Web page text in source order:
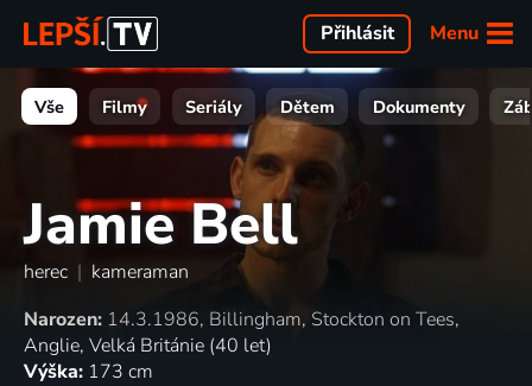
Menu
Přihlásit
Vše Filmy Seriály Dětem Dokumenty
Jamie Bell
herec | kameraman
Narozen: 14.3.1986, Billingham, Stockton on Tees,
Anglie, Velká Británie (40 let)
Výška: 173 cm